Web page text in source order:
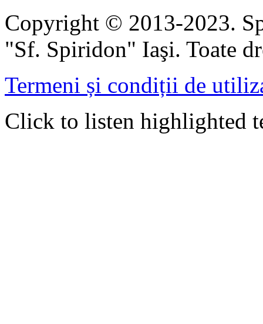
Copyright © 2013-2023.
"Sf. Spiridon" Iaşi. Toate
Termeni și condiții de
Click to listen highlighted